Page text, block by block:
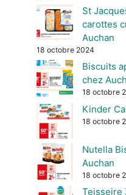
St
carottes
Auchan
18 octobre 2024
Biscuits
chez
18 octobre
Kinder
18 octobre
Nutella
Auchan
18 octobre
Teisseire